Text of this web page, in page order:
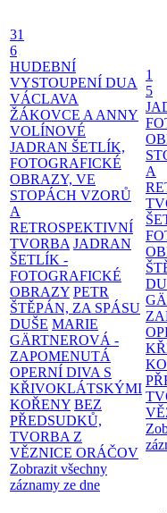
31
6
HUDEBNÍ
VYSTOUPENÍ DUA
VÁCLAVA
ŽÁKOVCE A ANNY
VOLÍNOVÉ
JADRAN ŠETLÍK,
FOTOGRAFICKÉ
OBRAZY, VE
STOPÁCH VZORŮ
A
RETROSPEKTIVNÍ
TVORBA JADRAN
ŠETLÍK -
FOTOGRAFICKÉ
OBRAZY PETR
ŠTĚPÁN, ZA SPÁSU
DUŠE MARIE
GÄRTNEROVÁ -
ZAPOMENUTÁ
OPERNÍ DIVA S
KŘIVOKLÁTSKÝMI
KOŘENY BEZ
PŘEDSUDKŮ,
TVORBA Z
VĚZNICE ORÁČOV
Zobrazit všechny
záznamy ze dne
1
5
A